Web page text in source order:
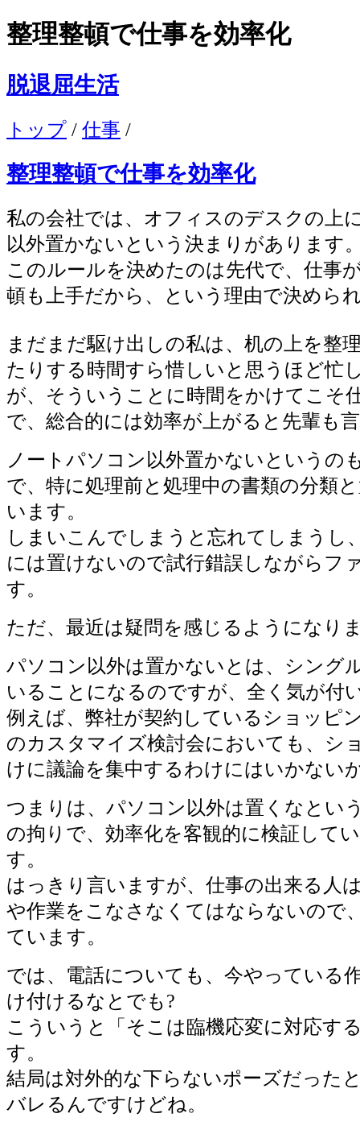
整理整頓で仕事を効率化
脱退屈生活
トップ / 仕事 /
整理整頓で仕事を効率化
私の会社では、オフィスのデスクの上
以外置かないという決まりがあります
このルールを決めたのは先代で、仕事
頓も上手だから、という理由で決めら
まだまだ駆け出しの私は、机の上を整
たりする時間すら惜しいと思うほど忙
が、そういうことに時間をかけてこそ
で、総合的には効率が上がると先輩も
ノートパソコン以外置かないというの
で、特に処理前と処理中の書類の分類
います。
しまいこんでしまうと忘れてしまうし
には置けないので試行錯誤しながらフ
す。
ただ、最近は疑問を感じるようになり
パソコン以外は置かないとは、シング
いることになるのですが、全く気が付
例えば、弊社が契約しているショッピ
のカスタマイズ検討会においても、シ
けに議論を集中するわけにはいかない
つまりは、パソコン以外は置くなとい
の拘りで、効率化を客観的に検証して
す。
はっきり言いますが、仕事の出来る人
や作業をこなさなくてはならないので
ています。
では、電話についても、今やっている
け付けるなとでも?
こういうと「そこは臨機応変に対応す
す。
結局は対外的な下らないポーズだった
バレるんですけどね。